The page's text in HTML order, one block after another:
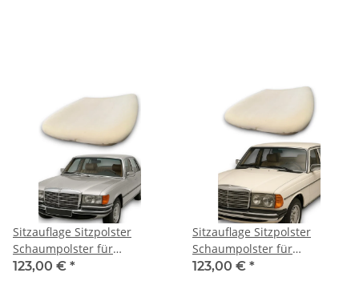
Sitzauflage Sitzpolster
Schaumpolster für
Mercedes Benz W116
123,00 € *
Sitzauflage Sitzpolster
Schaumpolster für
Mercedes Benz W123 C123
123,00 € *